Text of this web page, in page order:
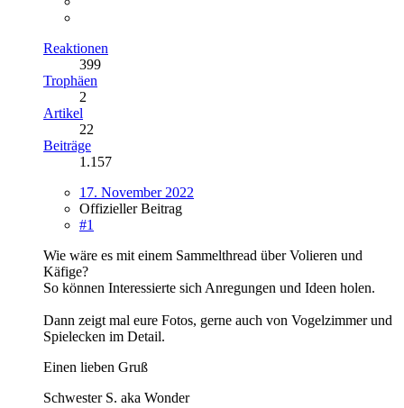
Reaktionen
399
Trophäen
2
Artikel
22
Beiträge
1.157
17. November 2022
Offizieller Beitrag
#1
Wie wäre es mit einem Sammelthread über Volieren und
Käfige?
So können Interessierte sich Anregungen und Ideen holen.
Dann zeigt mal eure Fotos, gerne auch von Vogelzimmer und
Spielecken im Detail.
Einen lieben Gruß
Schwester S. aka Wonder